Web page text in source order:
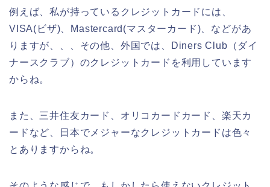
例えば、私が持っているクレジットカードには、
VISA(ビザ)、Mastercard(マスターカード)、などがあ
りますが、、、その他、外国では、Diners Club（ダイ
ナースクラブ）のクレジットカードを利用しています
からね。
また、三井住友カード、オリコカードカード、楽天カ
ードなど、日本でメジャーなクレジットカードは色々
とありますからね。